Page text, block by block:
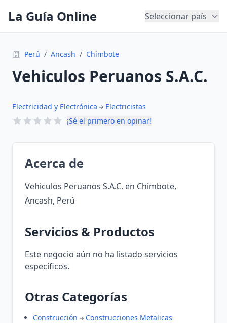
La Guía Online Seleccionar país
Perú / Ancash / Chimbote
Vehiculos Peruanos S.A.C.
Electricidad y Electrónica
Electricistas
¡Sé el primero en opinar!
Acerca de
Vehiculos Peruanos S.A.C. en Chimbote,
Ancash, Perú
Servicios & Productos
Este negocio aún no ha listado servicios
específicos.
Otras Categorías
Construcción
Construcciones Metalicas